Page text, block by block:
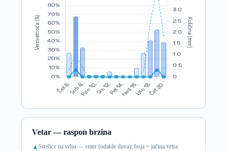
Vetar — raspon brzina
▲ Strelice na vrhu — smer (odakle duva); boja = jačina vetra